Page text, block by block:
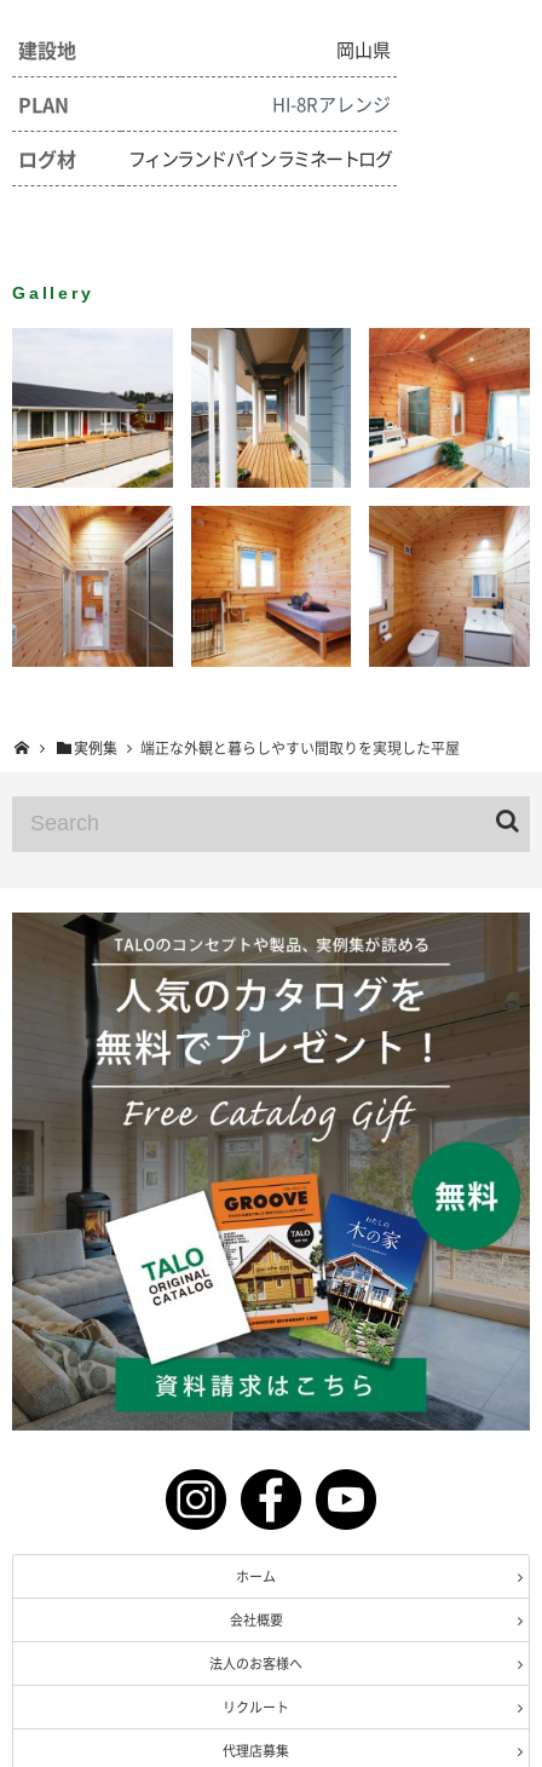
建設地 岡山県
PLAN HI-8Rアレンジ
ログ材 フィンランドパイン ラミネートログ
Gallery
実例集 端正な外観と暮らしやすい間取りを実現した平屋
ホーム
会社概要
法人のお客様へ
リクルート
代理店募集